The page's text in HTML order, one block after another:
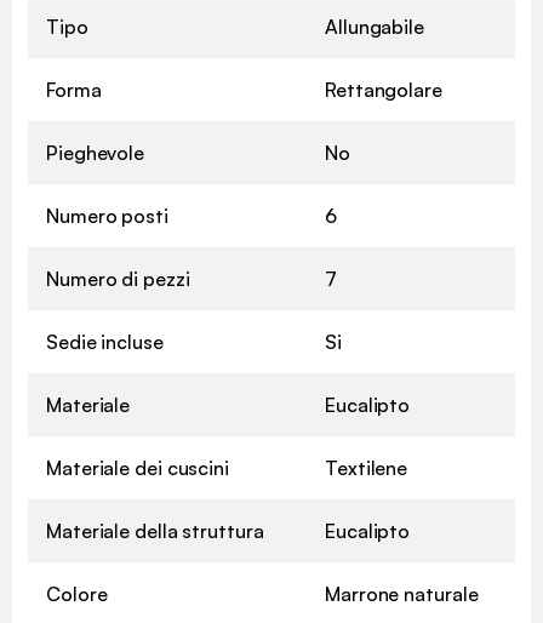
Tipo Allungabile
Forma Rettangolare
Pieghevole No
Numero posti 6
Numero di pezzi 7
Sedie incluse Si
Materiale Eucalipto
Materiale dei cuscini Textilene
Materiale della struttura Eucalipto
Colore Marrone naturale